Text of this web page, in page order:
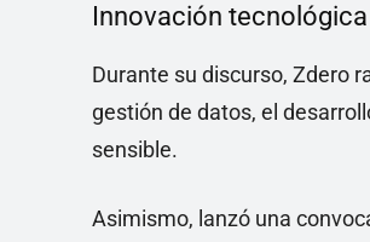
Innovación
Durante su discurso, Zdero
gestión de datos, el
sensible.
Asimismo, lanzó una